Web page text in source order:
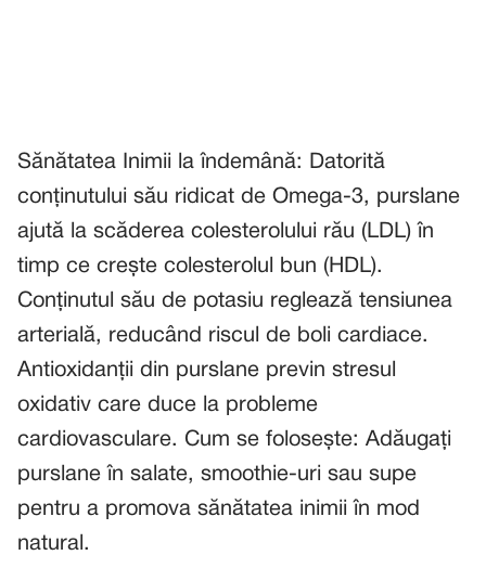
Sănătatea Inimii la îndemână: Datorită
conținutului său ridicat de Omega-3, purslane
ajută la scăderea colesterolului rău (LDL) în
timp ce crește colesterolul bun (HDL).
Conținutul său de potasiu reglează tensiunea
arterială, reducând riscul de boli cardiace.
Antioxidanții din purslane previn stresul
oxidativ care duce la probleme
cardiovasculare. Cum se folosește: Adăugați
purslane în salate, smoothie-uri sau supe
pentru a promova sănătatea inimii în mod
natural.